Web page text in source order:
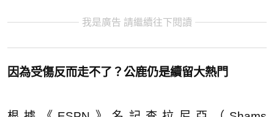
我是廣告 請繼續往下閱讀
因為受傷反而走不了？公鹿仍是續留大熱門